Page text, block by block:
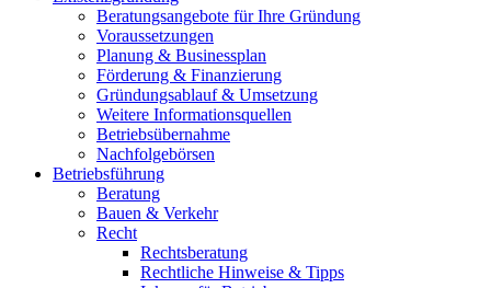
Beratungsangebote für Ihre Gründung
Voraussetzungen
Planung & Businessplan
Förderung & Finanzierung
Gründungsablauf & Umsetzung
Weitere Informationsquellen
Betriebsübernahme
Nachfolgebörsen
Betriebsführung
Beratung
Bauen & Verkehr
Recht
Rechtsberatung
Rechtliche Hinweise & Tipps